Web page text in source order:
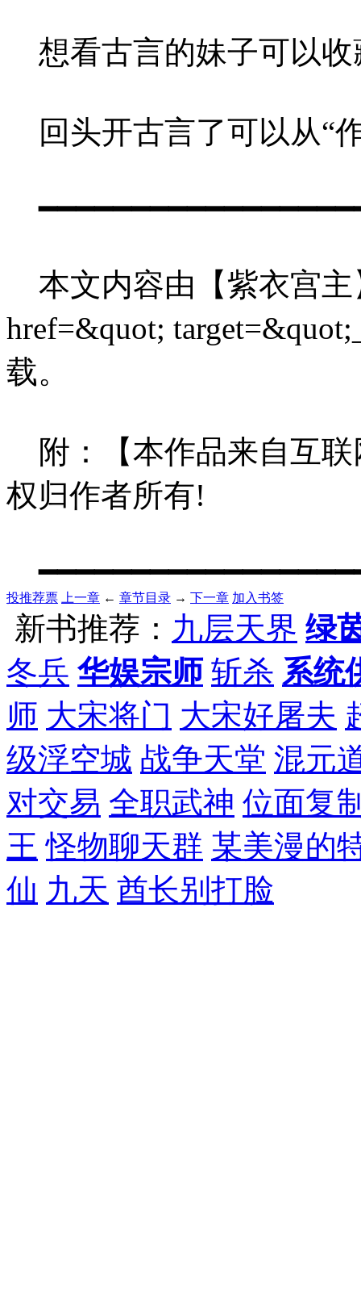
想看古言的妹子可以收
回头开古言了可以从“
本文内容由【紫衣宫主
href=&quot;
载。
附：【本作品来自互联
权归作者所有!
投推荐票 上一章 ← 章节目录 → 下一章 加入书签
新书推荐： 九层天界 绿
冬兵 华娱宗师 斩杀 系统
师 大宋将门 大宋好屠夫
级浮空城 战争天堂 混元
对交易 全职武神 位面复
王 怪物聊天群 某美漫的
仙 九天 酋长别打脸